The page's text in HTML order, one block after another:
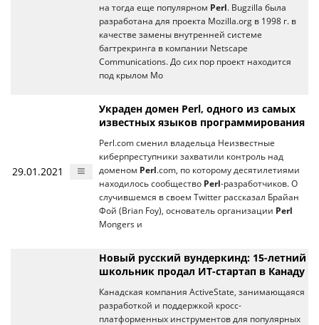
на тогда еще популярном Perl. Bugzilla была
разработана для проекта Mozilla.org в 1998 г. в
качестве замены внутренней системе
багтрекринга в компании Netscape
Communications. До сих пор проект находится
под крылом Mo
29.01.2021
Украден домен Perl, одного из самых
известных языков программирования
Perl.com сменил владельца Неизвестные
киберпреступники захватили контроль над
доменом Perl.com, по которому десятилетиями
находилось сообщество Perl-разработчиков. О
случившемся в своем Twitter рассказал Брайан
Фой (Brian Foy), основатель организации Perl
Mongers и
Новый русский вундеркинд: 15-летний
школьник продал ИТ-стартап в Канаду
Канадская компания ActiveState, занимающаяся
разработкой и поддержкой кросс-
платформенных инструментов для популярных